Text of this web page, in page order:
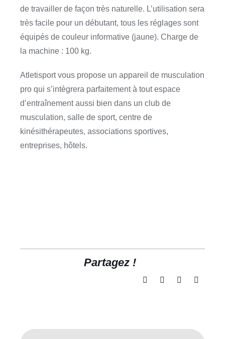
de travailler de façon très naturelle. L’utilisation sera
très facile pour un débutant, tous les réglages sont
équipés de couleur informative (jaune). Charge de
la machine : 100 kg.
Atletisport vous propose un appareil de musculation
pro qui s’intègrera parfaitement à tout espace
d’entraînement aussi bien dans un club de
musculation, salle de sport, centre de
kinésithérapeutes, associations sportives,
entreprises, hôtels.
Partagez !